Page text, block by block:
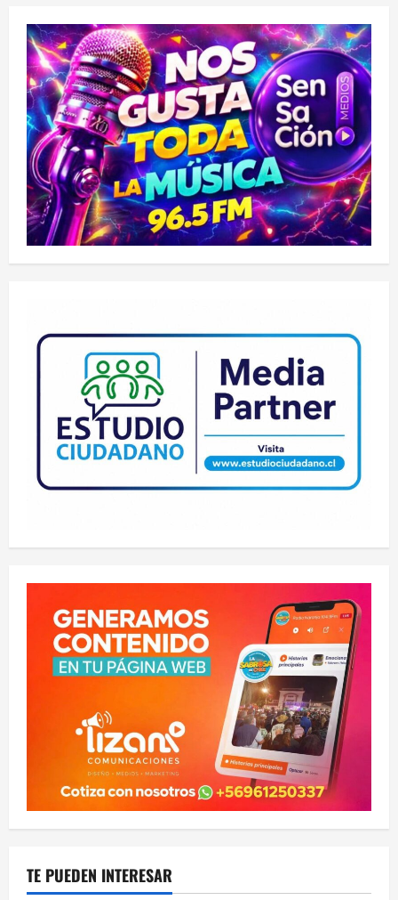
TE PUEDEN INTERESAR